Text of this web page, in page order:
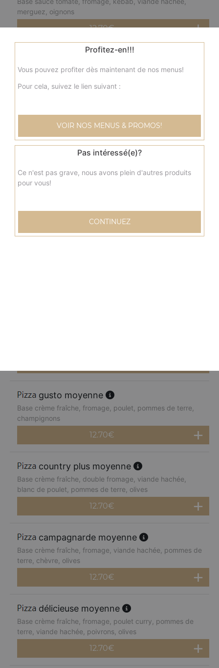
merguez, oignons
12.70€
Base crème fraîche, fromage, blanc de poulet, pommes
de terre, champignons, olives
nordique moyenne
Base crème fraîche, fromage, saumon, olives
12.70€
gusto moyenne
Base crème fraîche, fromage, poulet, pommes de terre,
champignons
12.70€
country plus moyenne
Base crème fraîche, double fromage, viande hachée,
blanc de poulet, pommes de terre, olives
12.70€
campagnarde moyenne
Base crème fraîche, fromage, viande hachée, pommes de
terre, chèvre, olives
12.70€
délicieuse moyenne
Base crème fraîche, fromage, poulet curry, pommes de
terre, viande hachée, poivrons, olives
12.70€
Profitez-en!!!
Vous pouvez profiter dès maintenant de nos menus!
Pour cela, suivez le lien suivant :
VOIR NOS MENUS & PROMOS!
Pas intéressé(e)?
Ce n'est pas grave, nous avons plein d'autres produits
pour vous!
CONTINUEZ